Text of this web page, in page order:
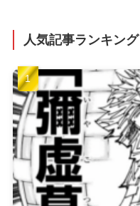
人気記事ランキング